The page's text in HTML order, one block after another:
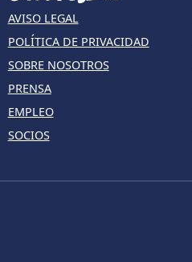
AVISO LEGAL
POLÍTICA DE PRIVACIDAD
SOBRE NOSOTROS
PRENSA
EMPLEO
SOCIOS